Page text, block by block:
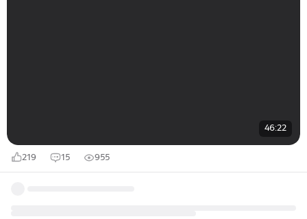
46:22
219 15 955